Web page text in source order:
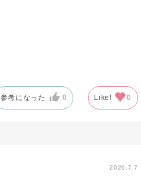
参考になった 0 Like! 0
2026.7.7